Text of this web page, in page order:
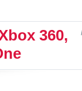
360,